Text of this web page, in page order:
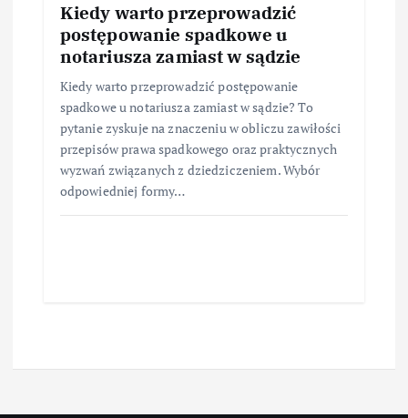
Kiedy warto przeprowadzić
postępowanie spadkowe u
notariusza zamiast w sądzie
Kiedy warto przeprowadzić postępowanie
spadkowe u notariusza zamiast w sądzie? To
pytanie zyskuje na znaczeniu w obliczu zawiłości
przepisów prawa spadkowego oraz praktycznych
wyzwań związanych z dziedziczeniem. Wybór
odpowiedniej formy…